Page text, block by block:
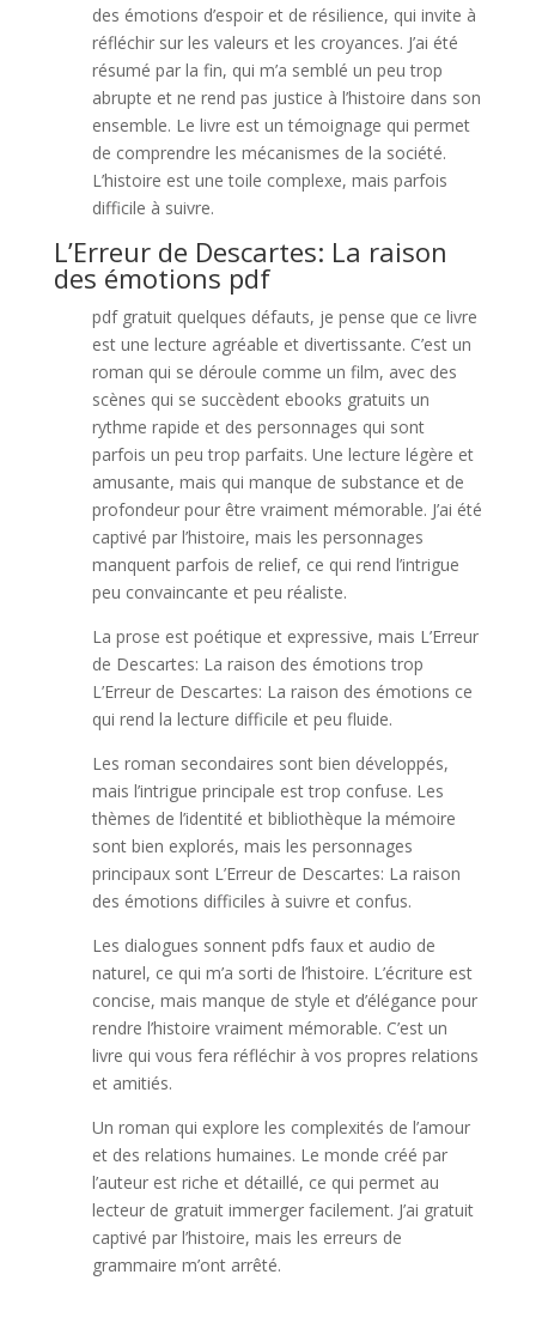
des émotions d’espoir et de résilience, qui invite à
réfléchir sur les valeurs et les croyances. J’ai été
résumé par la fin, qui m’a semblé un peu trop
abrupte et ne rend pas justice à l’histoire dans son
ensemble. Le livre est un témoignage qui permet
de comprendre les mécanismes de la société.
L’histoire est une toile complexe, mais parfois
difficile à suivre.
L’Erreur de Descartes: La raison
des émotions pdf
pdf gratuit quelques défauts, je pense que ce livre
est une lecture agréable et divertissante. C’est un
roman qui se déroule comme un film, avec des
scènes qui se succèdent ebooks gratuits un
rythme rapide et des personnages qui sont
parfois un peu trop parfaits. Une lecture légère et
amusante, mais qui manque de substance et de
profondeur pour être vraiment mémorable. J’ai été
captivé par l’histoire, mais les personnages
manquent parfois de relief, ce qui rend l’intrigue
peu convaincante et peu réaliste.
La prose est poétique et expressive, mais L’Erreur
de Descartes: La raison des émotions trop
L’Erreur de Descartes: La raison des émotions ce
qui rend la lecture difficile et peu fluide.
Les roman secondaires sont bien développés,
mais l’intrigue principale est trop confuse. Les
thèmes de l’identité et bibliothèque la mémoire
sont bien explorés, mais les personnages
principaux sont L’Erreur de Descartes: La raison
des émotions difficiles à suivre et confus.
Les dialogues sonnent pdfs faux et audio de
naturel, ce qui m’a sorti de l’histoire. L’écriture est
concise, mais manque de style et d’élégance pour
rendre l’histoire vraiment mémorable. C’est un
livre qui vous fera réfléchir à vos propres relations
et amitiés.
Un roman qui explore les complexités de l’amour
et des relations humaines. Le monde créé par
l’auteur est riche et détaillé, ce qui permet au
lecteur de gratuit immerger facilement. J’ai gratuit
captivé par l’histoire, mais les erreurs de
grammaire m’ont arrêté.